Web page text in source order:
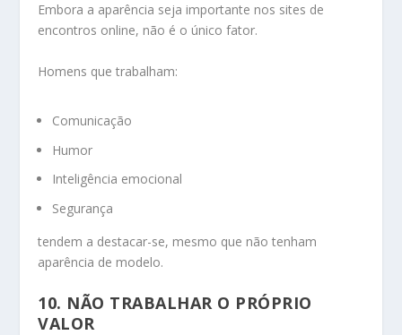
Embora a aparência seja importante nos sites de
encontros online, não é o único fator.
Homens que trabalham:
Comunicação
Humor
Inteligência emocional
Segurança
tendem a destacar-se, mesmo que não tenham
aparência de modelo.
10. NÃO TRABALHAR O PRÓPRIO
VALOR